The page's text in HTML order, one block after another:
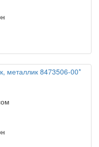
металлик 8473506-00*